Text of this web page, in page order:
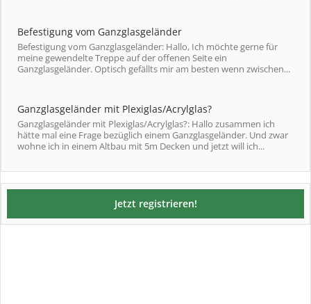
Befestigung vom Ganzglasgeländer
Befestigung vom Ganzglasgeländer: Hallo, Ich möchte gerne für
meine gewendelte Treppe auf der offenen Seite ein
Ganzglasgeländer. Optisch gefällts mir am besten wenn zwischen...
Ganzglasgeländer mit Plexiglas/Acrylglas?
Ganzglasgeländer mit Plexiglas/Acrylglas?: Hallo zusammen ich
hätte mal eine Frage bezüglich einem Ganzglasgeländer. Und zwar
wohne ich in einem Altbau mit 5m Decken und jetzt will ich...
Jetzt registrieren!